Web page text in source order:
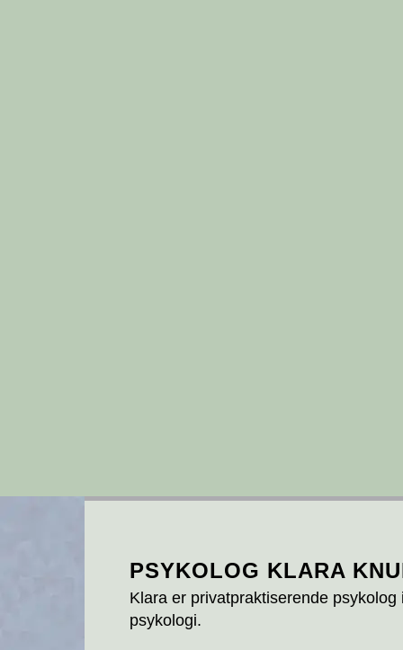
PSYKOLOG KLARA
Klara er privatpraktiserende
psykologi.